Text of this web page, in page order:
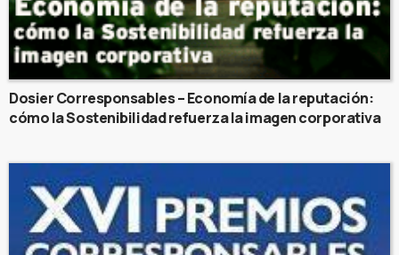
Dosier Corresponsables – Economía de la reputación:
cómo la Sostenibilidad refuerza la imagen corporativa